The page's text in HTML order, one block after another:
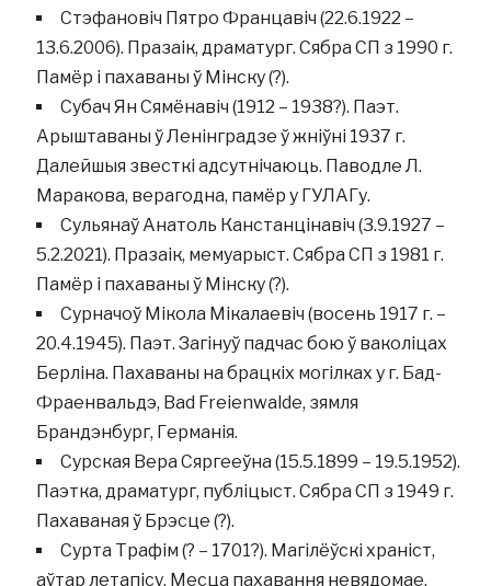
Стэфановіч Пятро Францавіч (22.6.1922 –
13.6.2006). Празаік, драматург. Сябра СП з 1990 г.
Памёр і пахаваны ў Мінску (?).
Субач Ян Сямёнавіч (1912 – 1938?). Паэт.
Арыштаваны ў Ленінградзе ў жніўні 1937 г.
Далейшыя звесткі адсутнічаюць. Паводле Л.
Маракова, верагодна, памёр у ГУЛАГу.
Сульянаў Анатоль Канстанцінавіч (3.9.1927 –
5.2.2021). Празаік, мемуарыст. Сябра СП з 1981 г.
Памёр і пахаваны ў Мінску (?).
Сурначоў Мікола Мікалаевіч (восень 1917 г. –
20.4.1945). Паэт. Загінуў падчас бою ў ваколіцах
Берліна. Пахаваны на брацкіх могілках у г. Бад-
Фраенвальдэ, Bad Freienwalde, зямля
Брандэнбург, Германія.
Сурская Вера Сяргееўна (15.5.1899 – 19.5.1952).
Паэтка, драматург, публіцыст. Сябра СП з 1949 г.
Пахаваная ў Брэсце (?).
Сурта Трафім (? – 1701?). Магілёўскі храніст,
аўтар летапісу. Месца пахавання невядомае.